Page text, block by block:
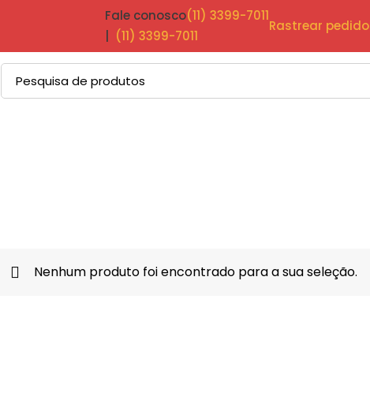
Fale conosco(11) 3399-7011
(11) 3399-7011
Rastrear pedido
Procurar
por:
Nenhum produto foi encontrado para a sua seleção.